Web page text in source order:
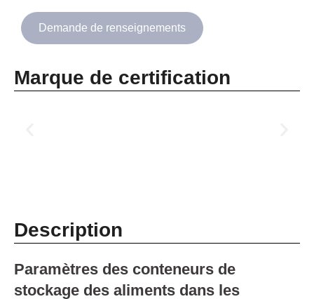
Demande de renseignements
Marque de certification
Description
Paramètres des conteneurs de
stockage des aliments dans les